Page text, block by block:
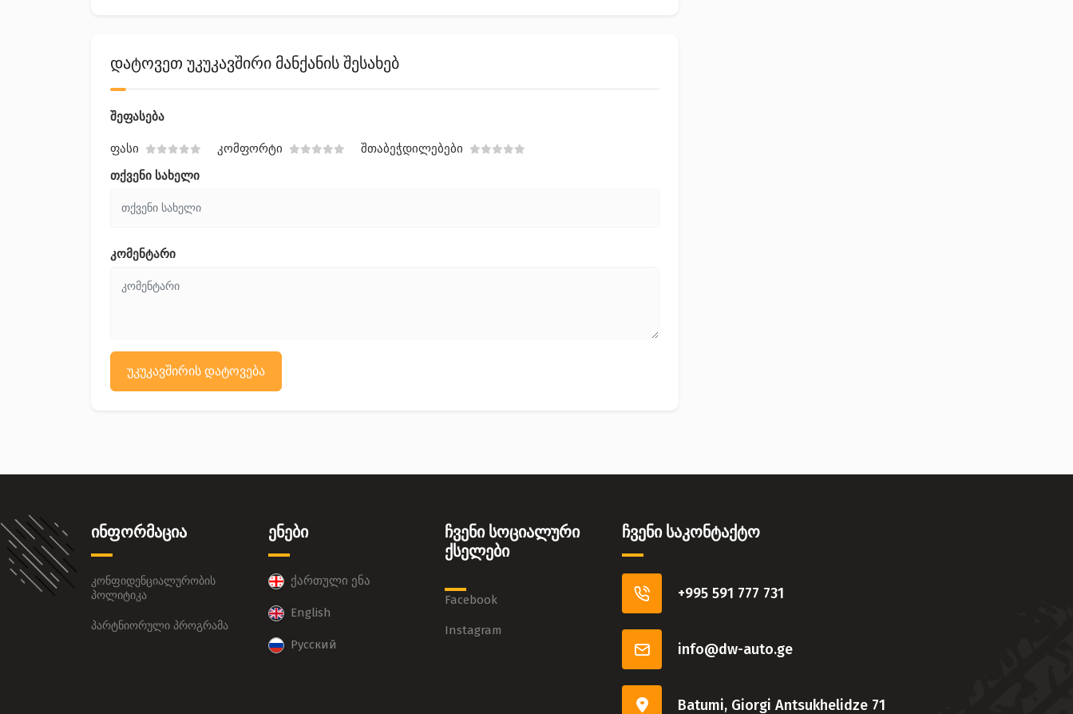
დატოვეთ უკუკავშირი მანქანის შესახებ
შეფასება
Ფასი Კომფორტი
Შთაბეჭდილებები
თქვენი სახელი
კომენტარი
უკუკავშირის დატოვება
ინფორმაცია
კონფიდენციალურობის
პოლიტიკა
პარტნიორული პროგრამა
ენები
ქართული ენა
English
Русский
ჩვენი სოციალური
ქსელები
Facebook
Instagram
ჩვენი საკონტაქტო
+995 591 777 731
info@dw-auto.ge
Batumi, Giorgi Antsukhelidze 71